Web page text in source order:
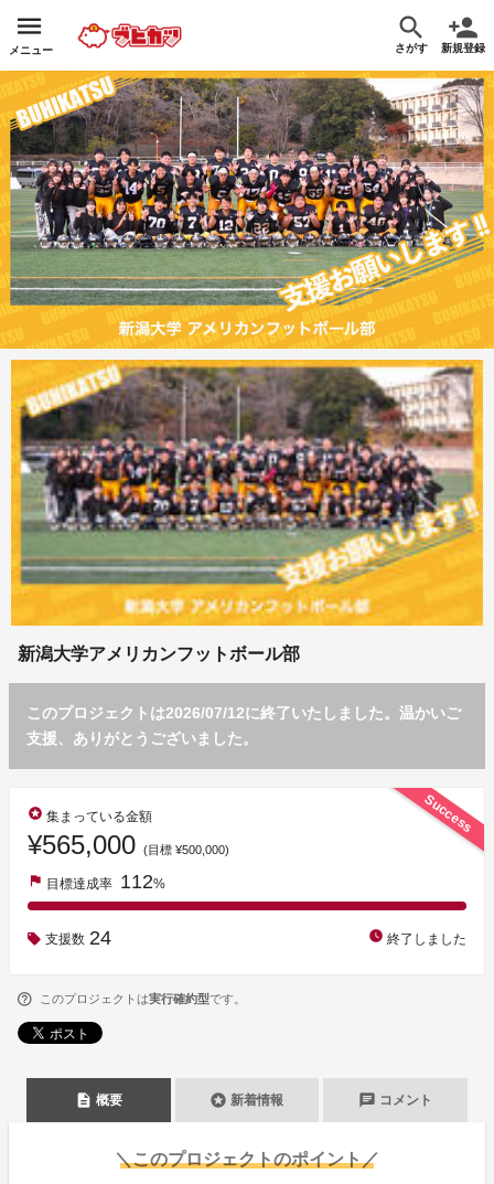
メニュー さがす 新規登録
新潟大学アメリカンフットボール部
このプロジェクトは2026/07/12に終了いたしました。温かいご
支援、ありがとうございました。
Success
stars 集まっている金額
¥565,000 (目標 ¥500,000)
flag 目標達成率 112%
支援数 24 watch_later 終了しました
このプロジェクトは実行確約型です。
description 概要 stars 新着情報 chat コメント
＼このプロジェクトのポイント／